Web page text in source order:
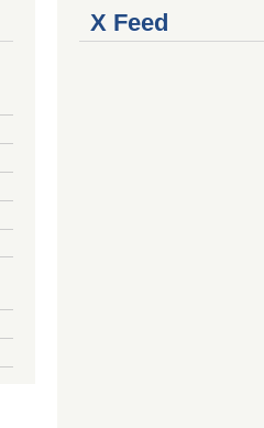
X Feed